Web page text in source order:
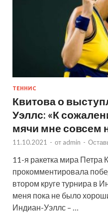
ТЕННИС
Квитова о
Уэллс: «К
мячи мне совсем
11.10.2021 - от admin -
11-я ракетка мира Петра
прокомментировала
втором круге турнира в
меня пока не было
Индиан-Уэллс – …